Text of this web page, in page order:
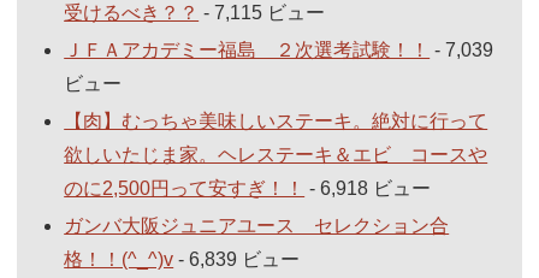
受けるべき？？ - 7,115 ビュー
ＪＦＡアカデミー福島 ２次選考試験！！
- 7,039
ビュー
【肉】むっちゃ美味しいステーキ。絶対に行って
欲しいたじま家。ヘレステーキ＆エビ コースや
のに2,500円って安すぎ！！
- 6,918 ビュー
ガンバ大阪ジュニアユース セレクション合
格！！(^_^)v - 6,839 ビュー